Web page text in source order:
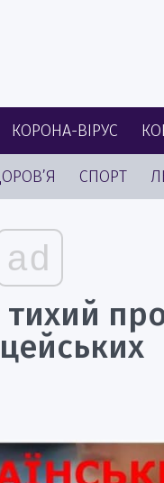
КОРОНА-ВІРУС
СПОРТ
ad
тихий